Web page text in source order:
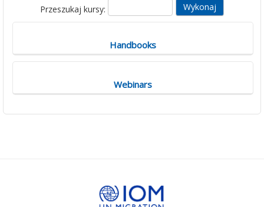
Przeszukaj kursy:
Handbooks
Webinars